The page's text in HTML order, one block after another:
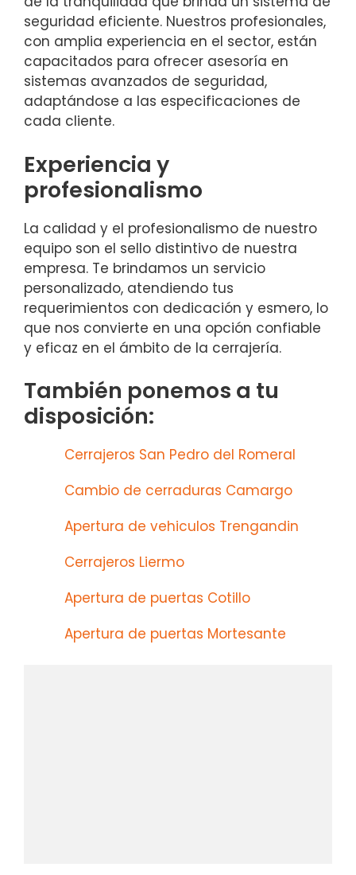
seguridad eficiente. Nuestros profesionales,
con amplia experiencia en el sector, están
capacitados para ofrecer asesoría en
sistemas avanzados de seguridad,
adaptándose a las especificaciones de
cada cliente.
Experiencia y
profesionalismo
La calidad y el profesionalismo de nuestro
equipo son el sello distintivo de nuestra
empresa. Te brindamos un servicio
personalizado, atendiendo tus
requerimientos con dedicación y esmero, lo
que nos convierte en una opción confiable
y eficaz en el ámbito de la cerrajería.
También ponemos a tu
disposición:
Cerrajeros San Pedro del Romeral
Cambio de cerraduras Camargo
Apertura de vehiculos Trengandin
Cerrajeros Liermo
Apertura de puertas Cotillo
Apertura de puertas Mortesante